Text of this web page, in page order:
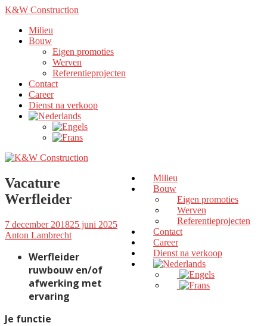
K&W Construction
Milieu
Bouw
Eigen promoties
Werven
Referentieprojecten
Contact
Career
Dienst na verkoop
Milieu
Bouw
Eigen promoties
Werven
Referentieprojecten
Contact
Career
Dienst na verkoop
Vacature
Werfleider
7 december 201825 juni 2025
Anton Lambrecht
Werfleider
ruwbouw en/of
afwerking met
ervaring
Je functie